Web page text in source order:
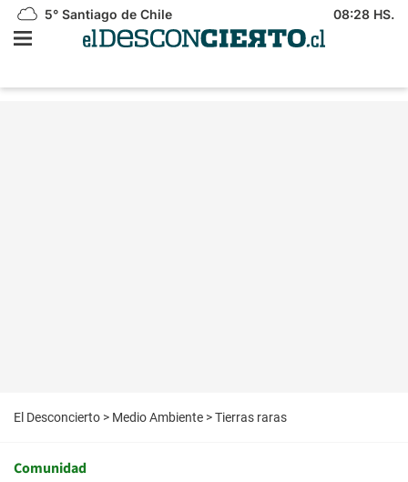
5° Santiago de Chile 08:28 HS.
El Desconcierto > Medio Ambiente >Tierras raras
Comunidad